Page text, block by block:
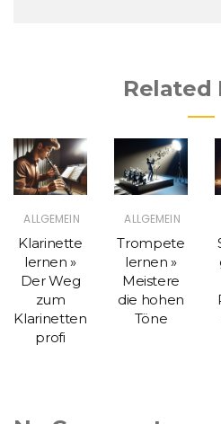
Related
ALLGEMEIN
Klarinette
lernen »
Der Weg
zum
Klarinetten
profi
ALLGEMEIN
Trompete
lernen »
Meistere
die hohen
Töne